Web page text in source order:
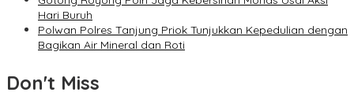
Hari Buruh
Polwan Polres Tanjung Priok Tunjukkan Kepedulian dengan
Bagikan Air Mineral dan Roti
Don't Miss